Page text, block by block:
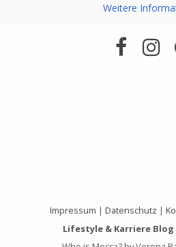
Weitere
Impressum | Datenschutz |
Lifestyle & Karriere